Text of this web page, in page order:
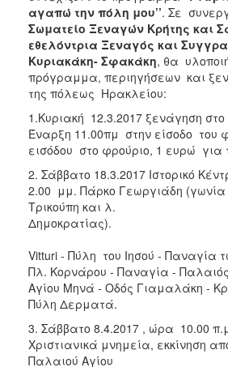
αγαπώ την πόλη μου’’. Σε
Σωματείο Ξεναγών Κρήτης και
εθελόντρια Ξεναγός και
Κυριακάκη- Σφακάκη, θα
πρόγραμμα, περιηγήσεων και
της πόλεως Ηρακλείου:
1.Κυριακή 12.3.2017 ξενάγηση
Έναρξη 11.00πμ στην είσοδο του
εισόδου στο φρούριο, 1 ευρώ για
2. Σάββατο 18.3.2017 Ιστορικό
2.00 μμ. Πάρκο Γεωργιάδη (γωνία
Τρικούπη και λ.
Vitturi - Πύλη του Ιησού - Παναγία
Πλ. Κορνάρου - Παναγία -
Αγίου Μηνά - Οδός Γιαμαλάκη -
Πύλη Δερματά.
3. Σάββατο 8.4.2017 , ώρα 10.00
Χριστιανικά μνημεία, εκκίνηση
Παλαιού Αγίου